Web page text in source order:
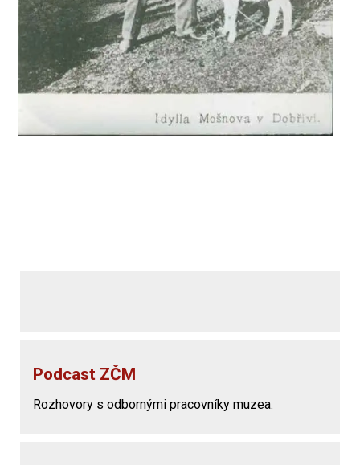
Podcast ZČM
Rozhovory s odbornými pracovníky muzea.